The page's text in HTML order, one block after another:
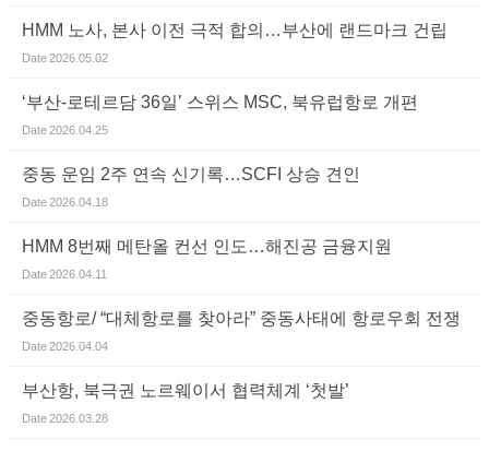
HMM 노사, 본사 이전 극적 합의…부산에 랜드마크 건립
Date2026.05.02
‘부산-로테르담 36일’ 스위스 MSC, 북유럽항로 개편
Date2026.04.25
중동 운임 2주 연속 신기록…SCFI 상승 견인
Date2026.04.18
HMM 8번째 메탄올 컨선 인도…해진공 금융지원
Date2026.04.11
중동항로/ “대체항로를 찾아라” 중동사태에 항로우회 전쟁
Date2026.04.04
부산항, 북극권 노르웨이서 협력체계 ‘첫발’
Date2026.03.28